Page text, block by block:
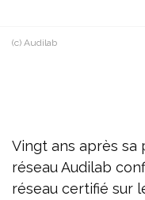
(c) Audilab
Vingt ans après sa
réseau Audilab
réseau certifié sur